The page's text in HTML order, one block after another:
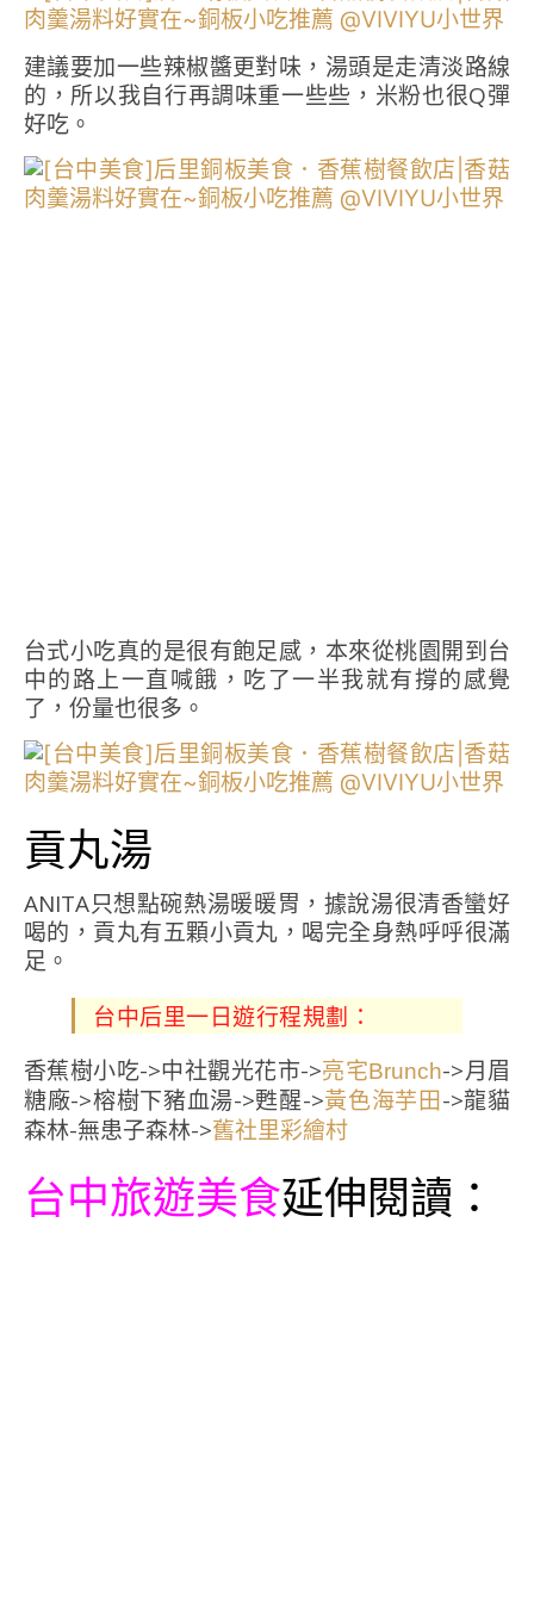
建議要加一些辣椒醬更對味，湯頭是走清淡路線
的，所以我自行再調味重一些些，米粉也很Q彈
好吃。
台式小吃真的是很有飽足感，本來從桃園開到台
中的路上一直喊餓，吃了一半我就有撐的感覺
了，份量也很多。
貢丸湯
ANITA只想點碗熱湯暖暖胃，據說湯很清香蠻好
喝的，貢丸有五顆小貢丸，喝完全身熱呼呼很滿
足。
台中后里一日遊行程規劃：
香蕉樹小吃->中社觀光花市->亮宅Brunch->月眉
糖廠->榕樹下豬血湯->甦醒->黃色海芋田 ->龍貓
森林-無患子森林->舊社里彩繪村
台中旅遊美食延伸閱讀：